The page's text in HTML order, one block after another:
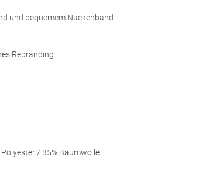
und bequemem Nackenband
Rebranding
Polyester / 35% Baumwolle